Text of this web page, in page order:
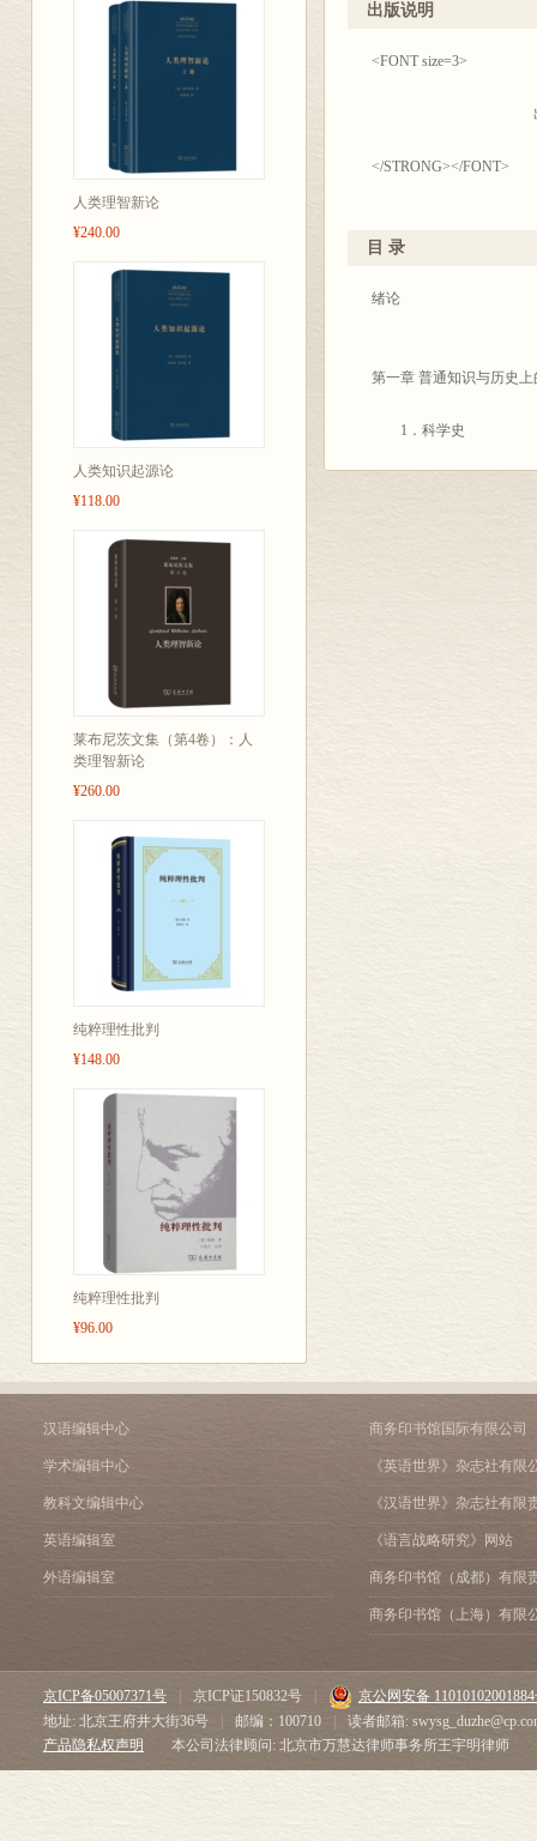
人类理智新论
¥240.00
人类知识起源论
¥118.00
莱布尼茨文集（第4卷）：人
类理智新论
¥260.00
纯粹理性批判
¥148.00
纯粹理性批判
¥96.00
出版说明
<FONT size=3>
出版
</STRONG></FONT>
纪以来，随着科学知识的
体。至今，这套丛书已印
渴求知识的愿望。1941
民族的意义。今天，我
目 录
绪论
第一章 普通知识与历史
1．科学史
1．心理学
2．语言学
3．经济学
第六章 科技发展中的社
汉语编辑中心
学术编辑中心
教科文编辑中心
英语编辑室
外语编辑室
商务印书馆国际有限公司
《英语世界》杂志社有限
《汉语世界》杂志社有限
《语言战略研究》网站
商务印书馆（成都）有限
商务印书馆（上海）有限
京ICP备05007371号 京ICP证150832号
京公网安备
地址: 北京王府井大街36号
邮编：100710
读者邮箱:
产品隐私权声明
本公司法律顾问: 北京市万慧达律师事务所王宇明律师